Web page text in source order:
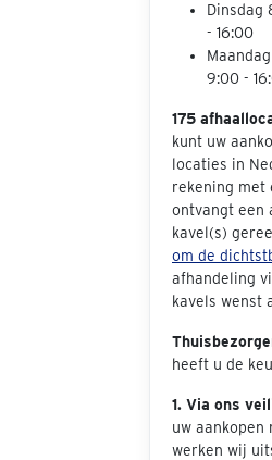
Dinsdag
- 16:00
9:00 -
175
kunt uw
locaties in
rekening met
ontvangt een
kavel(s)
om de
afhandeling
kavels wenst
heeft u de
1. Via ons
uw
werken wij